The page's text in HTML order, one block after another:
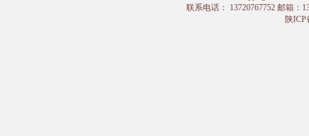
联系电话： 13720767752 邮箱：
陕ICP